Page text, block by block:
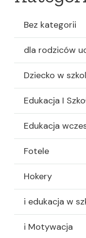
Bez kategorii
dla rodziców
Dziecko w
Edukacja I
Edukacja
Fotele
Hokery
i edukacja w
i Motywacja